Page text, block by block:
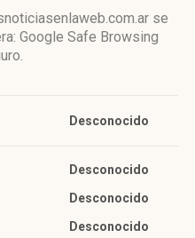
se
Google Safe Browsing
Desconocido
Desconocido
Desconocido
Desconocido